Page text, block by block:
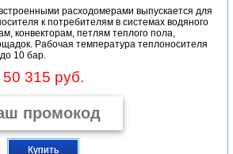
расходомерами выпускается для
к потребителям в системах водяного
конвекторам, петлям теплого пола,
Рабочая температура теплоносителя
10 бар.
50 315 руб.
Купить